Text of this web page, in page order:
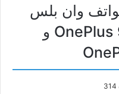
وان بلس
OnePlus 9 و OnePlus 9R و
314